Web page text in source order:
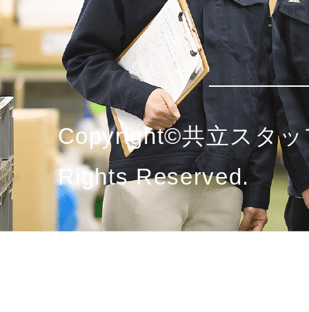
Copyright©共立スタ
Rights Reserved.